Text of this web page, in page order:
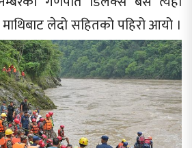
लेदो सहितको पहिरो आयो ।